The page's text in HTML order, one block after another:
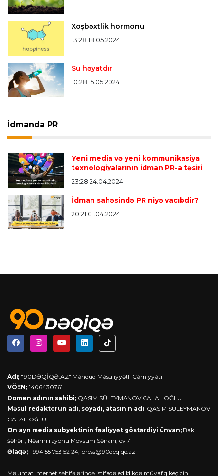
Xoşbəxtlik hormonu
13:28 18.05.2024
Su həyatdır
10:28 15.05.2024
İdmanda PR
Yeni media və yeni kommunikasiya
texnologiyalarının idman PR-a təsiri
23:28 24.04.2024
İdman sahəsində PR niyə vacıbdir?
20:21 01.04.2024
Adı; "90DƏQİQƏ.AZ" Məhdud Məsuliyyətli Cəmiyyəti
VÖEN; 1406430761
Domen adının sahibi; QASIM SÜLEYMANOV CALAL OĞLU
Məsul redaktorun adı, soyadı, atasının adı; QASIM SÜLEYMANOV
CALAL OĞLU
Onlayn media subyektinin fəaliyyət göstərdiyi ünvan; Bakı
şəhəri, Nəsimi rayonu Mövsüm Sənani, ev 7
Əlaqə; +994 55 753 52 24; press@90deqiqe.az
Məlumat internet səhifələrində istifadə edildikdə müvafiq keçidin